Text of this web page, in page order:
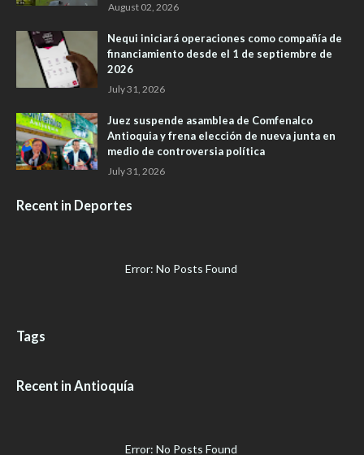
August 02, 2026
Nequi iniciará operaciones como compañía de
financiamiento desde el 1 de septiembre de
2026
July 31, 2026
Juez suspende asamblea de Comfenalco
Antioquia y frena elección de nueva junta en
medio de controversia política
July 31, 2026
Recent in Deportes
Error: No Posts Found
Tags
Recent in Antioquía
Error: No Posts Found